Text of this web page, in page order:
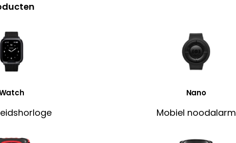
Nano
Mobiel noodalarm